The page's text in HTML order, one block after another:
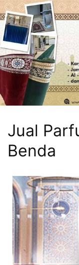
Jual
Benda